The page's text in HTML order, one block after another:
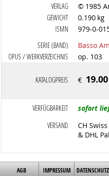
VERLAG
© 1985
GEWICHT
0.190 kg
ISMN
979-0-
SERIE (BAND)
Basso
OPUS / WERKVERZEICHNIS
op. 103
KATALOGPREIS € 19.00
VERFÜGBARKEIT
sofort
VERSAND
CH
& DHL
AGB IMPRESSUM DATENSCHUTZ